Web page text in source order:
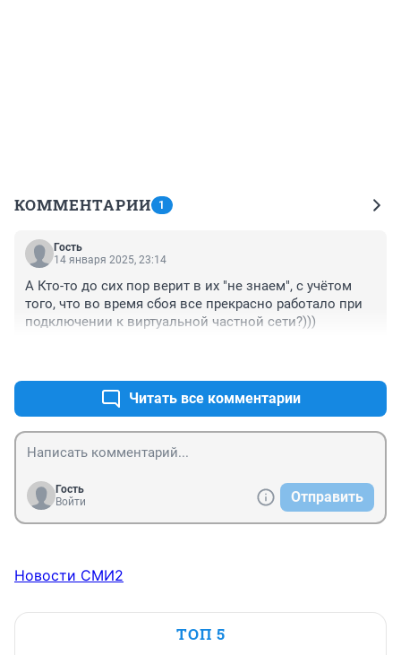
КОММЕНТАРИИ 1
Гость
14 января 2025, 23:14
А Кто-то до сих пор верит в их "не знаем", с учётом
того, что во время сбоя все прекрасно работало при
подключении к виртуальной частной сети?)))
Читать все комментарии
Гость
Войти
Отправить
Новости СМИ2
ТОП 5